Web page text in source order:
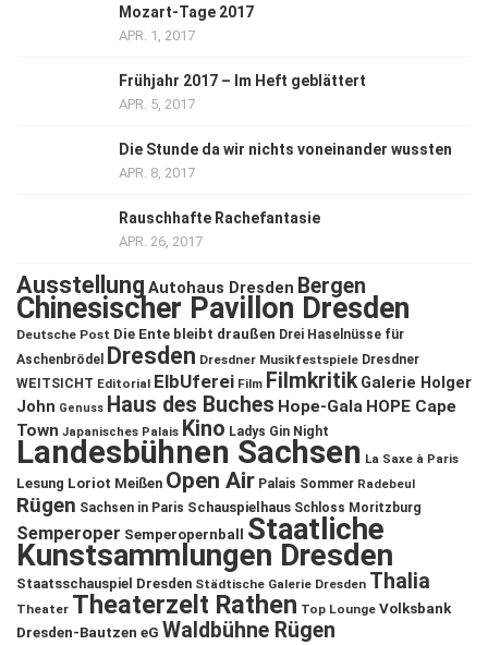
Mozart-Tage 2017
APR. 1, 2017
Frühjahr 2017 – Im Heft geblättert
APR. 5, 2017
Die Stunde da wir nichts voneinander wussten
APR. 8, 2017
Rauschhafte Rachefantasie
APR. 26, 2017
Ausstellung Autohaus Dresden Bergen
Chinesischer Pavillon Dresden
Deutsche Post Die Ente bleibt draußen Drei Haselnüsse für
Aschenbrödel
Dresden Dresdner Musikfestspiele Dresdner
WEITSICHT Editorial ElbUferei Film Filmkritik Galerie Holger
John Genuss Haus des Buches Hope-Gala HOPE Cape
Town Japanisches Palais Kino Ladys Gin Night
Landesbühnen Sachsen La Saxe à Paris
Lesung Loriot Meißen Open Air Palais Sommer Radebeul
Rügen Sachsen in Paris Schauspielhaus Schloss Moritzburg
Semperoper Semperopernball Staatliche
Kunstsammlungen Dresden
Staatsschauspiel Dresden Städtische Galerie Dresden Thalia
Theater Theaterzelt Rathen Top Lounge Volksbank
Dresden-Bautzen eG Waldbühne Rügen